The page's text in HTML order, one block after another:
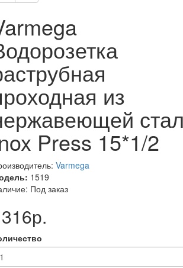
из
Press 15*1/2
Varmega
1519
Под заказ